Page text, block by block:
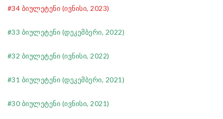
#34 ბიულეტენი (ივნისი, 2023)
#33 ბიულეტენი (დეკემბერი, 2022)
#32 ბიულეტენი (ივნისი, 2022)
#31 ბიულეტენი (დეკემბერი, 2021)
#30 ბიულეტენი (ივნისი, 2021)